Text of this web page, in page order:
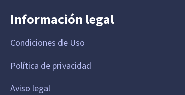
Información legal
Condiciones de Uso
Política de privacidad
Aviso legal